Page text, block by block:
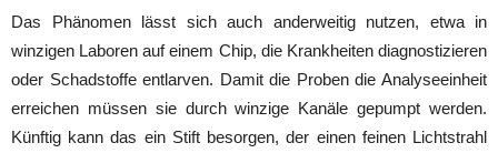
Das Phänomen lässt sich auch anderweitig nutzen, etwa in
winzigen Laboren auf einem Chip, die Krankheiten diagnostizieren
oder Schadstoffe entlarven. Damit die Proben die Analyseeinheit
erreichen müssen sie durch winzige Kanäle gepumpt werden.
Künftig kann das ein Stift besorgen, der einen feinen Lichtstrahl